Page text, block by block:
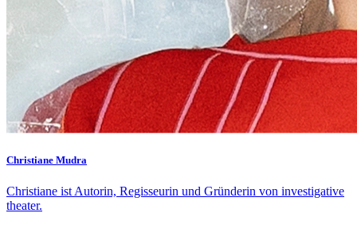
Christiane Mudra
Christiane ist Autorin, Regisseurin und Gründerin von investigative
theater.